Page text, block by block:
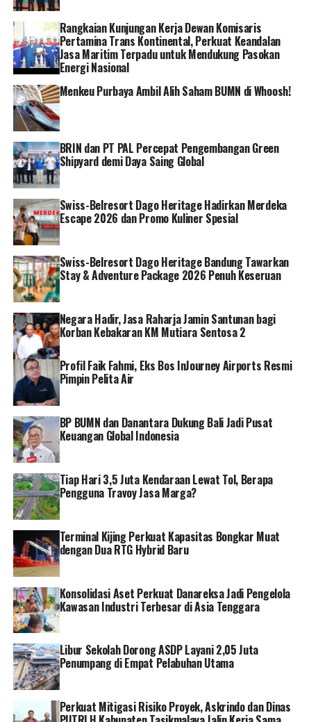
Dalam gelaran KTT G20 Indonesia, Metta mengatakan
PLN juga terdepan dalam mempercepat terbentuknya
ekosistem dari kendaraan listrik serta memiliki program
peningkatan bauran energi bersih.
“Saya kira kita semua sudah menyaksikan bagaimana
PLN melakukan terobosan luar biasa di G20 lalu,
misalkan dengan membuat satu pilot project PLTS
Terapung yang saat itu menjadi show case Indonesia
yang ditunjukkan kepada dunia,” kata Metta.
Karena itu, Metta menilai penghargaan ini sebagai
apresiasi dan penghargaan kepada PLN. Penghargaan ini
juga diharapkan memacu perusahaan-perusahaan
lainnya mengikuti jejak PLN.
“Saya kira PLN sebagai perusahaan listrik memiliki visi
besar dan kebetulan Pak Dirut Pak Darmawan Prasodjo
seorang ahli, seorang expert di bidang sustainability, jadi
tentu kami sangat menghargai dan ingin memberikan
apresiasi kepada PLN,” ungkap Metta.
Direktur Utama PLN Darmawan Prasodjo mengaku
bangga atas apresiasi dan penghargaan yang diberikan.
bagi pihak-pihak lain untuk lebih peduli terhadap
pembangunan energi hijau yang berkelanjutan.
“Kami melakukan perjuangan ini bukan karena ada
perjanjian internasional atau bukan hanya karena suatu
kebijakan, kita melakukannya karena kita betul-betul
Darmawan.
Dalam mendukung proses transisi energi, PLN
melakukan berbagai inisiatif. Misalnya, PLN sudah
membuat roadmap untuk beralih ke energi hijau sesuai
Rencana Usaha Penyediaan Tenaga Listrik (RUPTL) yang
persen tambahan pembangkit berbasis EBT atau sekitar
20,9 GW hingga 2030.
Selain itu, PLN juga mendorong ekosistem kendaraan
Rangkaian Kunjungan Kerja Dewan Komisaris
Pertamina Trans Kontinental, Perkuat Keandalan
Jasa Maritim Terpadu untuk Mendukung Pasokan
Energi Nasional
Menkeu Purbaya Ambil Alih Saham BUMN di Whoosh!
BRIN dan PT PAL Percepat Pengembangan Green
Shipyard demi Daya Saing Global
Swiss-Belresort Dago Heritage Hadirkan Merdeka
Escape 2026 dan Promo Kuliner Spesial
Swiss-Belresort Dago Heritage Bandung Tawarkan
Stay & Adventure Package 2026 Penuh Keseruan
Negara Hadir, Jasa Raharja Jamin Santunan bagi
Korban Kebakaran KM Mutiara Sentosa 2
Profil Faik Fahmi, Eks Bos InJourney Airports Resmi
Pimpin Pelita Air
BP BUMN dan Danantara Dukung Bali Jadi Pusat
Keuangan Global Indonesia
Tiap Hari 3,5 Juta Kendaraan Lewat Tol, Berapa
Pengguna Travoy Jasa Marga?
Terminal Kijing Perkuat Kapasitas Bongkar Muat
dengan Dua RTG Hybrid Baru
Konsolidasi Aset Perkuat Danareksa Jadi Pengelola
Kawasan Industri Terbesar di Asia Tenggara
Libur Sekolah Dorong ASDP Layani 2,05 Juta
Penumpang di Empat Pelabuhan Utama
Perkuat Mitigasi Risiko Proyek, Askrindo dan Dinas